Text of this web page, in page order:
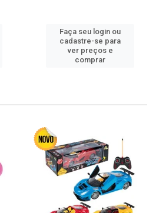
Faça seu login ou
cadastre-se para
ver preços e
comprar